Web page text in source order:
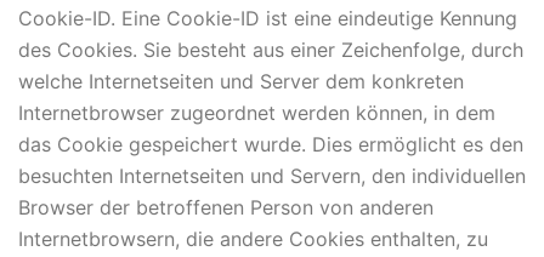
Cookie-ID. Eine Cookie-ID ist eine eindeutige Kennung
des Cookies. Sie besteht aus einer Zeichenfolge, durch
welche Internetseiten und Server dem konkreten
Internetbrowser zugeordnet werden können, in dem
das Cookie gespeichert wurde. Dies ermöglicht es den
besuchten Internetseiten und Servern, den individuellen
Browser der betroffenen Person von anderen
Internetbrowsern, die andere Cookies enthalten, zu